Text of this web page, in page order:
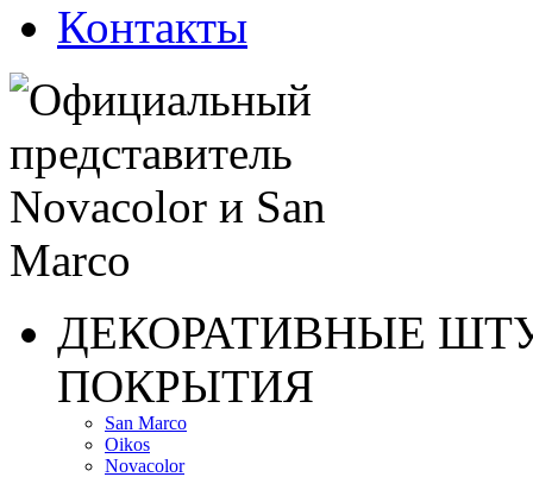
Контакты
ДЕКОРАТИВНЫЕ
ПОКРЫТИЯ
San Marco
Oikos
Novacolor